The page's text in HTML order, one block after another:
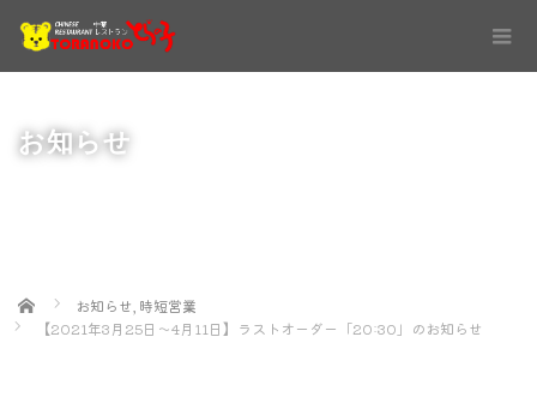
お知らせ
Home お知らせ 時短営業
【2021年3月25日〜4月11日】ラストオーダー「20:30」のお知らせ